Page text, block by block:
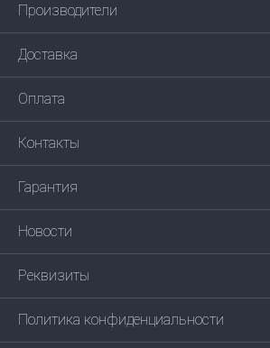
Производители
Доставка
Оплата
Контакты
Гарантия
Новости
Реквизиты
Политика конфиденциальности